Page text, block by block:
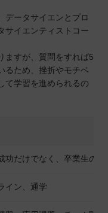
データサイエンとプロ
サイエンティストコー
ますが、質問をすれば5
るため、挫折やモチベ
て学習を進められるの
功だけでなく、卒業生の
イン、通学